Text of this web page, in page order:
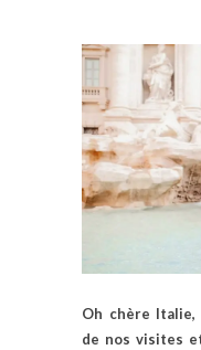
Oh chère Italie,
de nos visites